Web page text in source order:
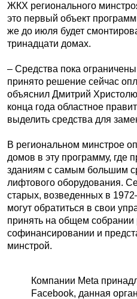
ЖКХ регионального
это первый объект
же до июля будет
тринадцати домах.
– Средства пока
принято решение сейчас
объяснил Дмитрий
конца года областное
выделить средства для
В региональном минстрое
домов в эту программу, где
зданиям с самым большим
лифтового оборудования.
старых, возведенных в
могут обратиться в свои
принять на общем собрании
софинансировании и
минстрой.
Компании Meta
Facebook, данная